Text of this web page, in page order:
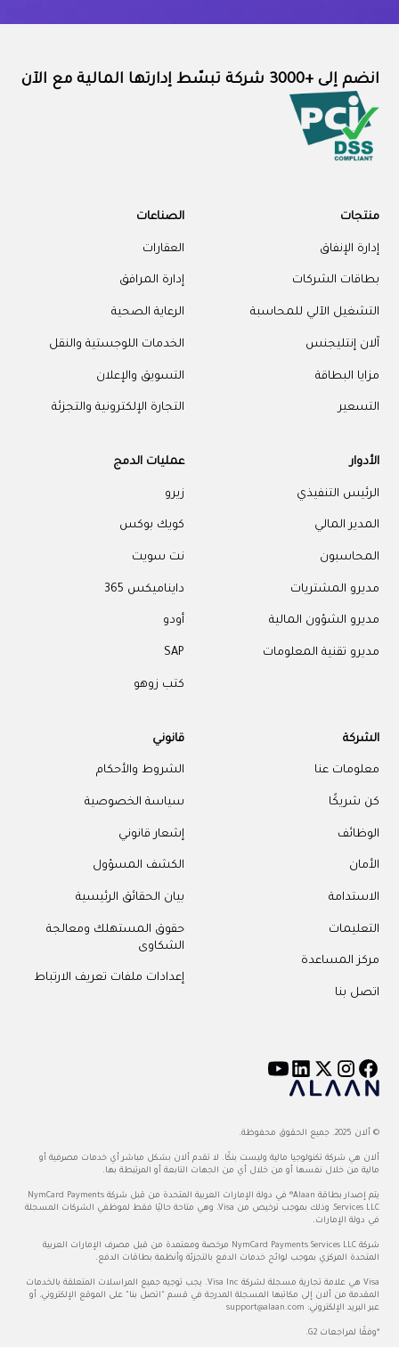
انضم إلى +3000 شركة تبسّط إدارتها المالية مع الآن
منتجات
إدارة الإنفاق
بطاقات الشركات
التشغيل الآلي للمحاسبة
آلان إنتليجنس
مزايا البطاقة
التسعير
الصناعات
العقارات
إدارة المرافق
الرعاية الصحية
الخدمات اللوجستية والنقل
التسويق والإعلان
التجارة الإلكترونية والتجزئة
الأدوار
الرئيس التنفيذي
المدير المالي
المحاسبون
مديرو المشتريات
مديرو الشؤون المالية
مديرو تقنية المعلومات
عمليات الدمج
زيرو
كويك بوكس
نت سويت
دايناميكس 365
أودو
SAP
كتب زوهو
الشركة
معلومات عنا
كن شريكًا
الوظائف
الأمان
الاستدامة
التعليمات
مركز المساعدة
اتصل بنا
قانوني
الشروط والأحكام
سياسة الخصوصية
إشعار قانوني
الكشف المسؤول
بيان الحقائق الرئيسية
حقوق المستهلك ومعالجة
الشكاوى
إعدادات ملفات تعريف الارتباط
© ألان 2025. جميع الحقوق محفوظة.
ألان هي شركة تكنولوجيا مالية وليست بنكًا. لا تقدم ألان بشكل مباشر أي خدمات مصرفية أو
مالية من خلال نفسها أو من خلال أي من الجهات التابعة أو المرتبطة بها.
يتم إصدار بطاقة Alaan® في دولة الإمارات العربية المتحدة من قبل شركة NymCard Payments
Services LLC، وذلك بموجب ترخيص من Visa، وهي متاحة حاليًا فقط لموظفي الشركات المسجلة
في دولة الإمارات.
شركة NymCard Payments Services LLC مرخصة ومعتمدة من قبل مصرف الإمارات العربية
المتحدة المركزي بموجب لوائح خدمات الدفع بالتجزئة وأنظمة بطاقات الدفع.
Visa هي علامة تجارية مسجلة لشركة Visa Inc. يجب توجيه جميع المراسلات المتعلقة بالخدمات
المقدمة من ألان إلى مكاتبها المسجلة المدرجة في قسم "اتصل بنا" على الموقع الإلكتروني، أو
عبر البريد الإلكتروني: support@alaan.com
*وفقًا لمراجعات G2.